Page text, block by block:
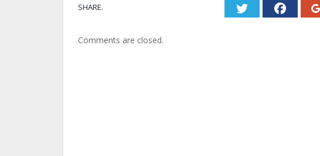
SHARE. Twitter
Comments are closed.